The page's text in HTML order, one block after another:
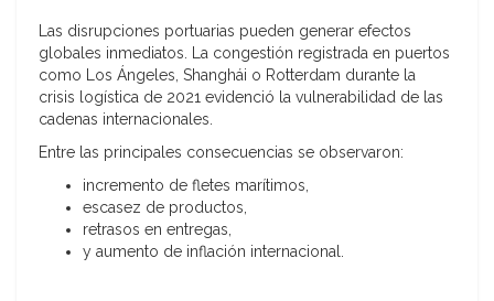
Las disrupciones portuarias pueden generar efectos
globales inmediatos. La congestión registrada en puertos
como Los Ángeles, Shanghái o Rotterdam durante la
crisis logística de 2021 evidenció la vulnerabilidad de las
cadenas internacionales.
Entre las principales consecuencias se observaron:
incremento de fletes marítimos,
escasez de productos,
retrasos en entregas,
y aumento de inflación internacional.